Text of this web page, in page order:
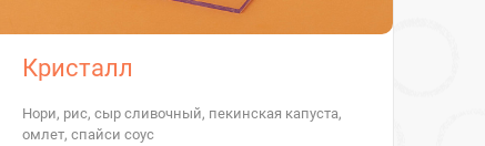
Кристалл
Нори, рис, сыр сливочный, пекинская капуста,
омлет, спайси соус